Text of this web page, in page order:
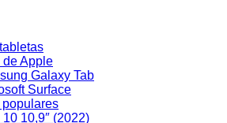
de Apple
Galaxy Tab
Surface
populares
10 10,9″ (2022)